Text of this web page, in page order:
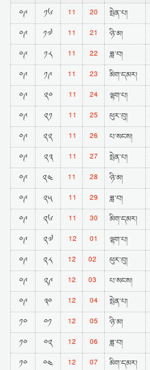
༠༩
༡༦ 11 20 སྤེན་པ།
༠༩
༡༧ 11 21 ཉི་མ།
༠༩
༡༨ 11 22 ཟླ་བ།
༠༩
༡༩ 11 23 མིག་དམར།
༠༩
༢༠ 11 24 ལྷག་པ།
༠༩
༢༡ 11 25 ཕུར་བུ།
༠༩
༢༢ 11 26 པ་སངས།
༠༩
༢༣ 11 27 སྤེན་པ།
༠༩
༢༤ 11 28 ཉི་མ།
༠༩
༢༥ 11 29 ཟླ་བ།
༠༩
༢༦ 11 30 མིག་དམར།
༠༩
༢༧ 12 01 ལྷག་པ།
༠༩
༢༨ 12 02 ཕུར་བུ།
༠༩
༢༩ 12 03 པ་སངས།
༠༩
༣༠ 12 04 སྤེན་པ།
༡༠
༠༡ 12 05 ཉི་མ།
༡༠
༠༢ 12 06 ཟླ་བ།
༡༠
༠༤ 12 07 མིག་དམར།